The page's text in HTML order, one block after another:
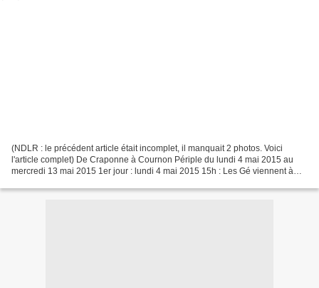
(NDLR : le précédent article était incomplet, il manquait 2 photos. Voici
l'article complet) De Craponne à Cournon Périple du lundi 4 mai 2015 au
mercredi 13 mai 2015 1er jour : lundi 4 mai 2015 15h : Les Gé viennent à